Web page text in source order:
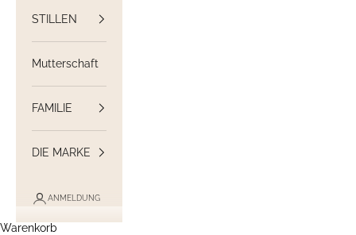
STILLEN
Mutterschaft
FAMILIE
DIE MARKE
ANMELDUNG
Warenkorb